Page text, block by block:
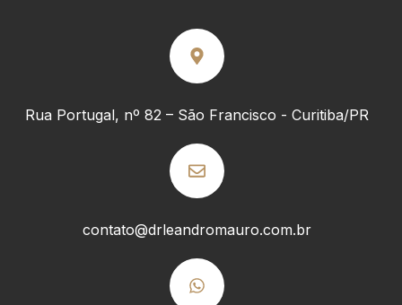
Rua Portugal, nº 82 – São Francisco - Curitiba/PR
contato@drleandromauro.com.br